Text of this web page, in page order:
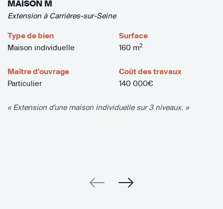
MAISON M
Extension à Carrières-sur-Seine
Type de bien
Maison individuelle
Surface
160 m2
Maître d'ouvrage
Particulier
Coût des travaux
140 000€
« Extension d'une maison individuelle sur 3 niveaux. »